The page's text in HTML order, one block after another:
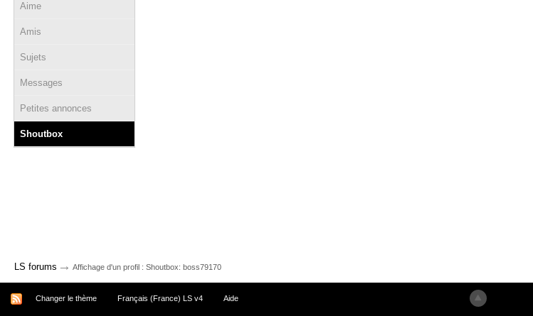
Aime
Amis
Sujets
Messages
Petites annonces
Shoutbox
LS forums → Affichage d'un profil : Shoutbox: boss79170
Changer le thème Français (France) LS v4 Aide